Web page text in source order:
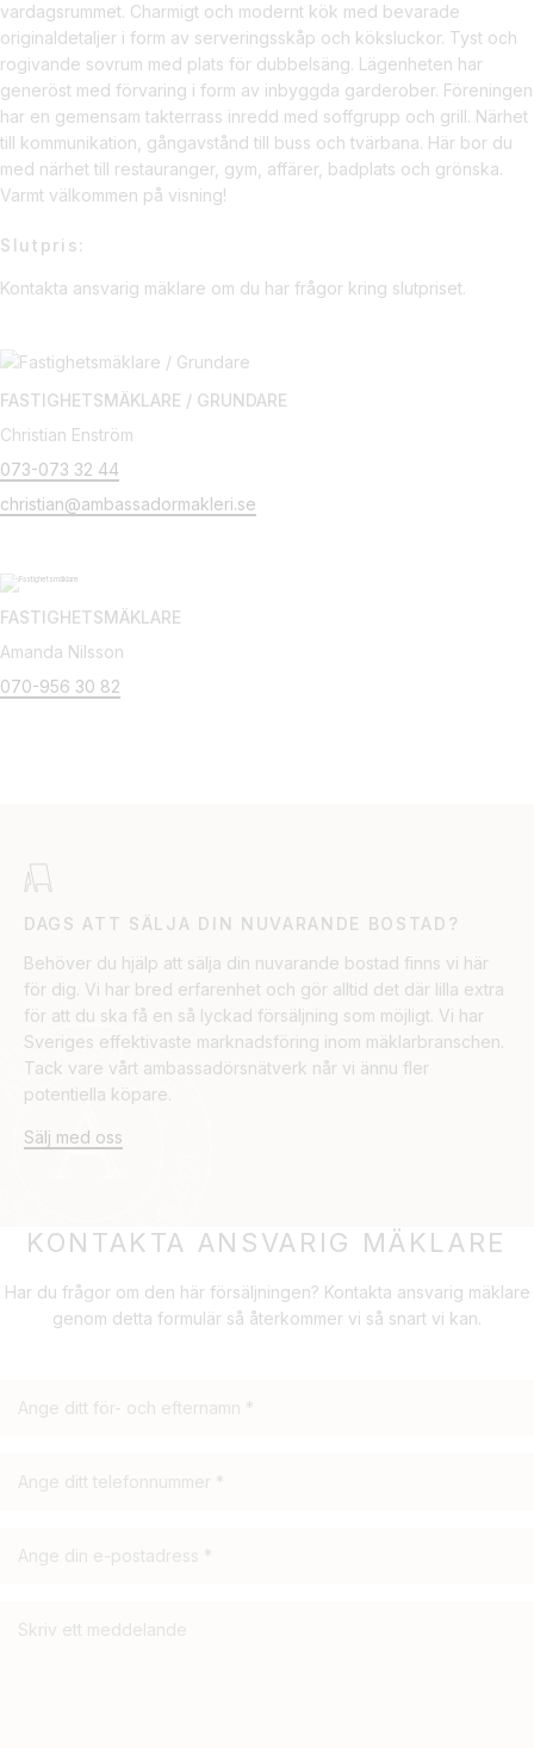
vardagsrummet. Charmigt och modernt kök med bevarade
originaldetaljer i form av serveringsskåp och köksluckor. Tyst och
rogivande sovrum med plats för dubbelsäng. Lägenheten har
generöst med förvaring i form av inbyggda garderober. Föreningen
har en gemensam takterrass inredd med soffgrupp och grill. Närhet
till kommunikation, gångavstånd till buss och tvärbana. Här bor du
med närhet till restauranger, gym, affärer, badplats och grönska.
Varmt välkommen på visning!
Slutpris:
Kontakta ansvarig mäklare om du har frågor kring slutpriset.
FASTIGHETSMÄKLARE / GRUNDARE
Christian Enström
073-073 32 44
christian@ambassadormakleri.se
FASTIGHETSMÄKLARE
Amanda Nilsson
070-956 30 82
DAGS ATT SÄLJA DIN NUVARANDE BOSTAD?
Behöver du hjälp att sälja din nuvarande bostad finns vi här
för dig. Vi har bred erfarenhet och gör alltid det där lilla extra
för att du ska få en så lyckad försäljning som möjligt. Vi har
Sveriges effektivaste marknadsföring inom mäklarbranschen.
Tack vare vårt ambassadörsnätverk når vi ännu fler
potentiella köpare.
Sälj med oss
KONTAKTA ANSVARIG MÄKLARE
Har du frågor om den här försäljningen? Kontakta ansvarig mäklare
genom detta formulär så återkommer vi så snart vi kan.